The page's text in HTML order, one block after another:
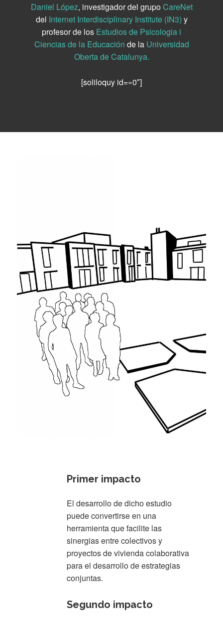
Daniel López, investigador del grupoCareNet
del Internet Interdisciplinary Institute (IN3) y
profesor de los Estudios de Psicologia i
Ciencias de la Educación de la Universidad
Oberta de Catalunya.
[soliloquy id=»0″]
Primer impacto
El desarrollo de dicho estudio
puede convertirse en una
herramienta que facilite las
sinergias entre colectivos y
proyectos de vivienda colaborativa
para el desarrollo de estrategias
conjuntas.
Segundo impacto